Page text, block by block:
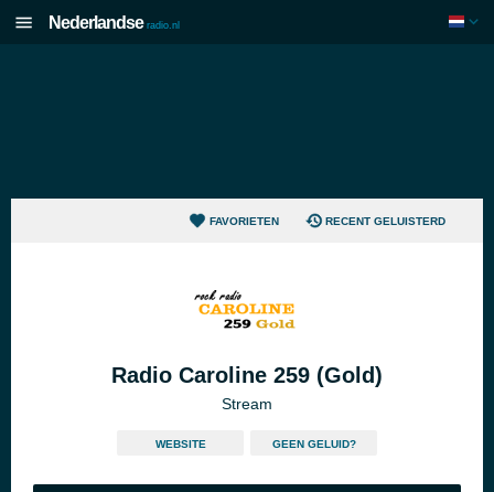
Nederlandse radio.nl
FAVORIETEN RECENT GELUISTERD
Radio Caroline 259 (Gold)
Stream
WEBSITE GEEN GELUID?